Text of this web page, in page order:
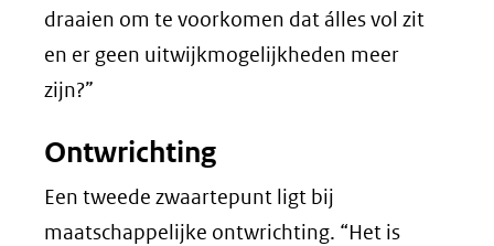
draaien om te voorkomen dat álles vol zit
en er geen uitwijkmogelijkheden meer
zijn?”
Ontwrichting
Een tweede zwaartepunt ligt bij
maatschappelijke ontwrichting. “Het is